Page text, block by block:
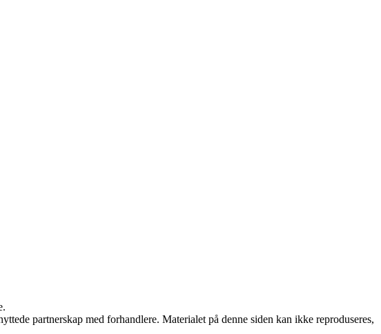
partnerskap med forhandlere. Materialet på denne siden kan ikke reproduseres,